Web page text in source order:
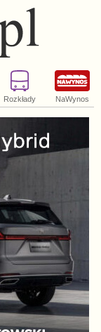
Rozkłady NaWynos